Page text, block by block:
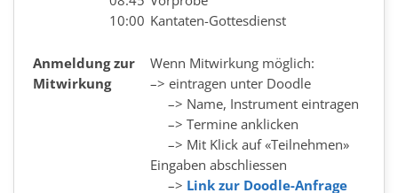
10:00 Kantaten-Gottesdienst
Anmeldung zur
Mitwirkung
Wenn Mitwirkung möglich:
–> eintragen unter Doodle
–> Name, Instrument eintragen
–> Termine anklicken
–> Mit Klick auf «Teilnehmen»
Eingaben abschliessen
–> Link zur Doodle-Anfrage